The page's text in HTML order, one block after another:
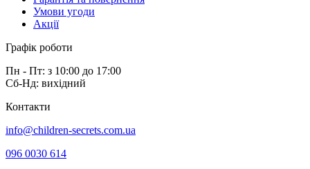
Умови угоди
Акції
Графік роботи
Пн - Пт: з 10:00 до 17:00
Сб-Нд: вихідний
Контакти
info@children-secrets.com.ua
096 0030 614